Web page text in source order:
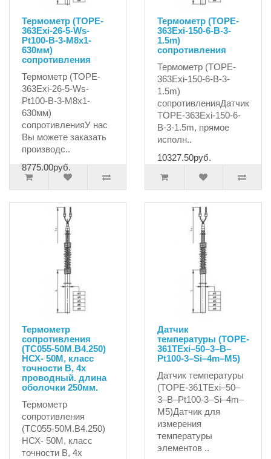
Термометр (TOPE-
363Exi-26-5-Ws-
Pt100-B-3-M8х1-
630мм)
сопротивления
Термометр (TOPE-
363Exi-26-5-Ws-
Pt100-B-3-M8х1-
630мм)
сопротивленияУ нас
Вы можете заказать
производс..
8775.00руб.
Термометр (TOPE-
363Exi-150-6-B-3-
1.5m)
сопротивления
Термометр (TOPE-
363Exi-150-6-B-3-
1.5m)
сопротивленияДатчик
TOPE-363Exi-150-6-
B-3-1.5m, прямое
исполн..
10327.50руб.
Термометр
сопротивления
(ТС055-50М.В4.250)
НСХ- 50М, класс
точности В, 4х
проводный. длина
оболочки 250мм.
Термометр
сопротивления
(ТС055-50М.В4.250)
НСХ- 50М, класс
точности В, 4х
Датчик
температуры (TOPE-
361TExi–50–3–B–
Pt100-3–Si–4m–M5)
Датчик температуры
(TOPE-361TExi–50–
3–B–Pt100-3–Si–4m–
M5)Датчик для
измерения
температуры
элементов ..